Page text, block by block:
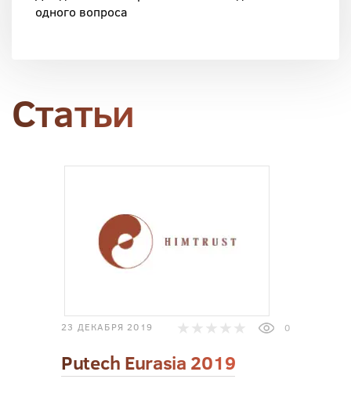
одного вопроса
Статьи
23 ДЕКАБРЯ 2019 0
Putech Eurasia 2019